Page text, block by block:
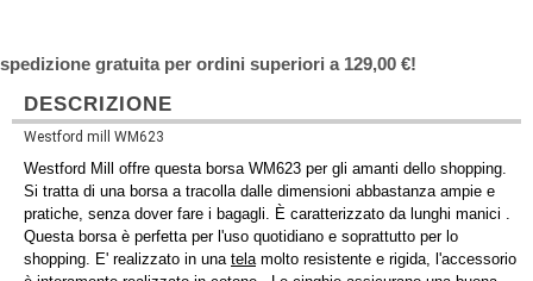
spedizione gratuita per ordini superiori a 129,00 €!
DESCRIZIONE
Westford mill WM623
Westford Mill offre questa borsa WM623 per gli amanti dello shopping.
Si tratta di una borsa a tracolla dalle dimensioni abbastanza ampie e
pratiche, senza dover fare i bagagli. È caratterizzato da lunghi manici .
Questa borsa è perfetta per l'uso quotidiano e soprattutto per lo
shopping. E' realizzato in una telamolto resistente e rigida, l'accessorio